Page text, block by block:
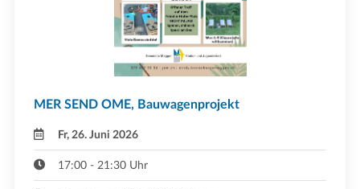
MER SEND OME, Bauwagenprojekt
Fr, 26. Juni 2026
17:00 - 21:30 Uhr